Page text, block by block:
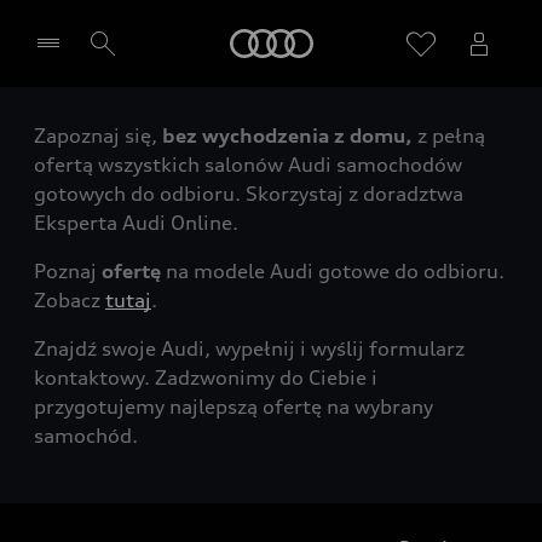
Wybierz Twojego Partnera Audi
Zapoznaj się, bez wychodzenia z domu, z pełną
ofertą wszystkich salonów Audi samochodów
gotowych do odbioru. Skorzystaj z doradztwa
Eksperta Audi Online.
Poznaj ofertę na modele Audi gotowe do odbioru.
Zobacz tutaj.
Znajdź swoje Audi, wypełnij i wyślij formularz
kontaktowy. Zadzwonimy do Ciebie i
przygotujemy najlepszą ofertę na wybrany
samochód.